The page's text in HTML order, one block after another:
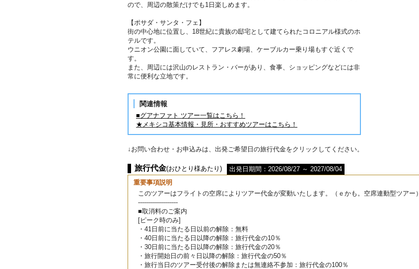
ので、周辺の散策だけでも1日楽しめます。
【ポサダ・サンタ・フェ】
街の中心地に位置し、18世紀に貴族の邸宅として建てられたコロニアル様式のホ
テルです。
ウニオン公園に面していて、フアレス劇場、ケーブルカー乗り場もすぐ近くで
す。
また、周辺には沢山のレストラン・バーがあり、食事、ショッピングなどには非
常に便利な立地です。
関連情報
■グアナファト ツアー一覧はこちら！
★メキシコ基本情報・見所・おすすめツアーはこちら！
↓お問い合わせ・お申込みは、出発ご希望日の旅行代金をクリックしてください。
旅行代金(おひとり様あたり)
出発日期間：2026/08/27 ～ 2027/08/04
重要事項説明
このツアーはフライトの空席によりツアー代金が変動いたします。（ｅかも。空席連動型ツアー）
--------------------
■取消料のご案内
[ピーク時のみ]
・41日前に当たる日以前の解除：無料
・40日前に当たる日以降の解除：旅行代金の10％
・30日前に当たる日以降の解除：旅行代金の20％
・旅行開始日の前々日以降の解除：旅行代金の50％
・旅行当日のツアー受付後の解除または無連絡不参加：旅行代金の100％